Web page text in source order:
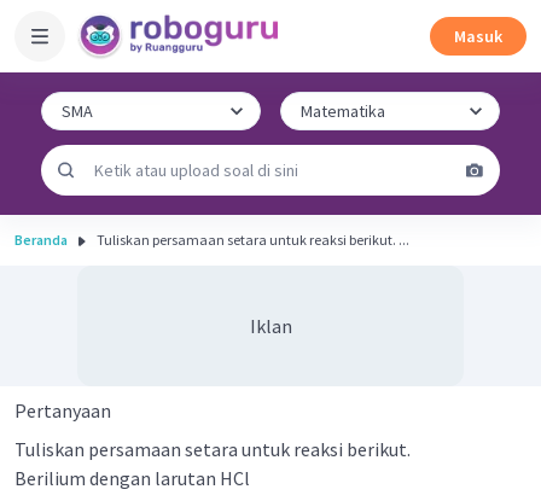
Masuk
Beranda Tuliskan persamaan setara untuk reaksi berikut. ...
Iklan
Pertanyaan
Tuliskan persamaan setara untuk reaksi berikut.
Berilium dengan larutan HCl